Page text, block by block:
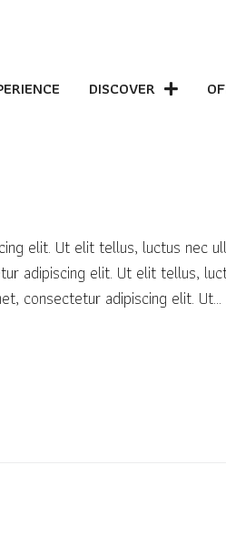
DISCOVER
elit. Ut elit tellus, luctus nec
adipiscing elit. Ut elit tellus,
consectetur adipiscing elit. Ut...